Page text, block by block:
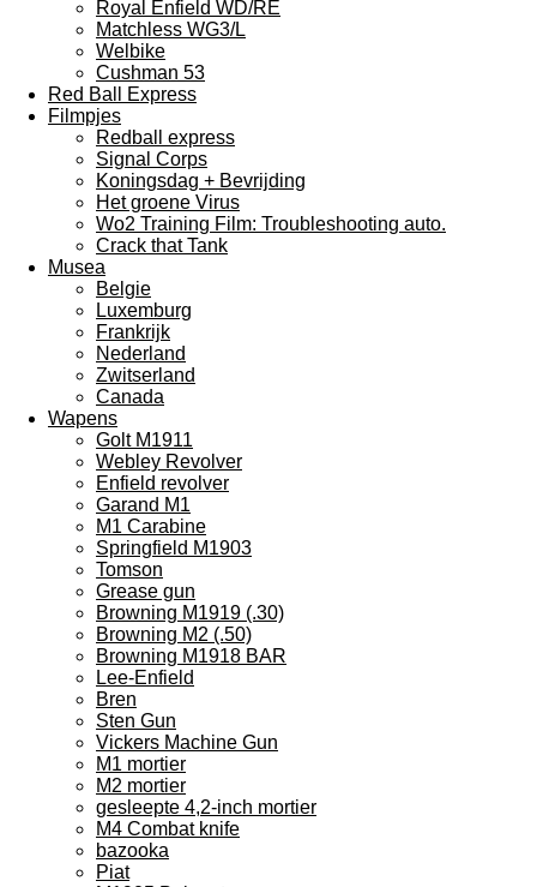
Royal Enfield WD/RE
Matchless WG3/L
Welbike
Cushman 53
Red Ball Express
Filmpjes
Redball express
Signal Corps
Koningsdag + Bevrijding
Het groene Virus
Wo2 Training Film: Troubleshooting auto.
Crack that Tank
Musea
Belgie
Luxemburg
Frankrijk
Nederland
Zwitserland
Canada
Wapens
Golt M1911
Webley Revolver
Enfield revolver
Garand M1
M1 Carabine
Springfield M1903
Tomson
Grease gun
Browning M1919 (.30)
Browning M2 (.50)
Browning M1918 BAR
Lee-Enfield
Bren
Sten Gun
Vickers Machine Gun
M1 mortier
M2 mortier
gesleepte 4,2-inch mortier
M4 Combat knife
bazooka
Piat